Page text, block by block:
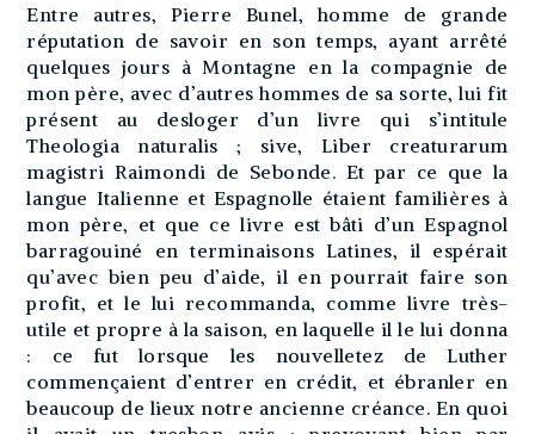
Entre autres, Pierre Bunel, homme de grande
réputation de savoir en son temps, ayant arrêté
quelques jours à Montagne en la compagnie de
mon père, avec d’autres hommes de sa sorte, lui fit
présent au desloger d’un livre qui s’intitule
Theologia naturalis ; sive, Liber creaturarum
magistri Raimondi de Sebonde. Et par ce que la
langue Italienne et Espagnolle étaient familières à
mon père, et que ce livre est bâti d’un Espagnol
barragouiné en terminaisons Latines, il espérait
qu’avec bien peu d’aide, il en pourrait faire son
profit, et le lui recommanda, comme livre très-
utile et propre à la saison, en laquelle il le lui donna
: ce fut lorsque les nouvelletez de Luther
commençaient d’entrer en crédit, et ébranler en
beaucoup de lieux notre ancienne créance. En quoi